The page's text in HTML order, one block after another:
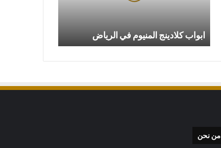
ابواب كلادينج المنيوم في الرياض
من نحن